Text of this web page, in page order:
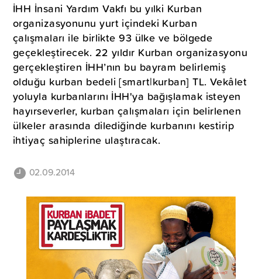
İHH İnsani Yardım Vakfı bu yılki Kurban
organizasyonunu yurt içindeki Kurban
çalışmaları ile birlikte 93 ülke ve bölgede
geçekleştirecek. 22 yıldır Kurban organizasyonu
gerçekleştiren İHH’nın bu bayram belirlemiş
olduğu kurban bedeli [smart|kurban] TL. Vekâlet
yoluyla kurbanlarını İHH'ya bağışlamak isteyen
hayırseverler, kurban çalışmaları için belirlenen
ülkeler arasında dilediğinde kurbanını kestirip
ihtiyaç sahiplerine ulaştıracak.
02.09.2014